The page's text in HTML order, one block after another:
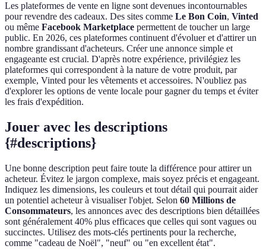
Les plateformes de vente en ligne sont devenues incontournables
pour revendre des cadeaux. Des sites comme Le Bon Coin, Vinted
ou même Facebook Marketplace permettent de toucher un large
public. En 2026, ces plateformes continuent d'évoluer et d'attirer un
nombre grandissant d'acheteurs. Créer une annonce simple et
engageante est crucial. D'après notre expérience, privilégiez les
plateformes qui correspondent à la nature de votre produit, par
exemple, Vinted pour les vêtements et accessoires. N'oubliez pas
d'explorer les options de vente locale pour gagner du temps et éviter
les frais d'expédition.
Jouer avec les descriptions
{#descriptions}
Une bonne description peut faire toute la différence pour attirer un
acheteur. Évitez le jargon complexe, mais soyez précis et engageant.
Indiquez les dimensions, les couleurs et tout détail qui pourrait aider
un potentiel acheteur à visualiser l'objet. Selon 60 Millions de
Consommateurs, les annonces avec des descriptions bien détaillées
sont généralement 40% plus efficaces que celles qui sont vagues ou
succinctes. Utilisez des mots-clés pertinents pour la recherche,
comme "cadeau de Noël", "neuf" ou "en excellent état".